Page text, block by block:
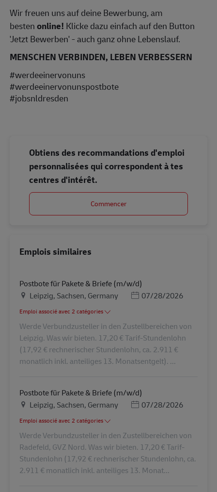
Wir freuen uns auf deine Bewerbung, am
bestenonline! Klicke dazu einfach auf den Button
'Jetzt Bewerben' - auch ganz ohne Lebenslauf.
MENSCHEN VERBINDEN, LEBEN VERBESSERN
#werdeeinervonuns
#werdeeinervonunspostbote
#jobsnldresden
Obtiens des recommandations d'emploi
personnalisées qui correspondent à tes
centres d'intérêt.
Commencer
Emplois similaires
Postbote für Pakete & Briefe (m/w/d)
LieuLeipzig, Sachsen, Germany Posted Date
07/28/2026
Emploi associé avec 2 catégories
Werde Verbundzusteller in den Zustellbereichen von
Leipzig. Was wir bieten. 17,20 € Tarif-Stundenlohn
(17,92 € rechnerischer Stundenlohn, ca. 2.911 €
monatlich inkl. anteiliges 13. Monatsentgelt). ...
Postbote für Pakete & Briefe (m/w/d)
LieuLeipzig, Sachsen, Germany Posted Date
07/28/2026
Emploi associé avec 2 catégories
Werde Verbundzusteller in den Zustellbereichen von
Radefeld, GVZ Nord. Was wir bieten. 17,20 € Tarif-
Stundenlohn (17,92 € rechnerischer Stundenlohn, ca.
2.911 € monatlich inkl. anteiliges 13. Monat...